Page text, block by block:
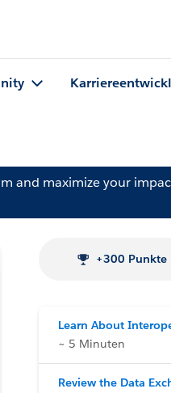
and maximize your
+300 Punkte
Learn About
~ 5 Minuten
Review the Data